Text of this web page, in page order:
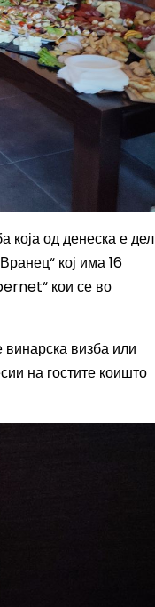
која од денеска е дел
кој има 16
“ кои се во
винарска визба или
на гостите коишто